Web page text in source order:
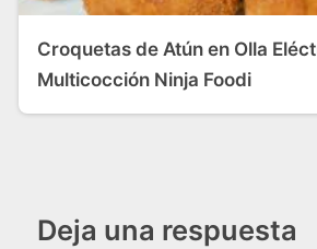
Croquetas de Atún en Olla
Multicocción Ninja Foodi
Deja una respuesta